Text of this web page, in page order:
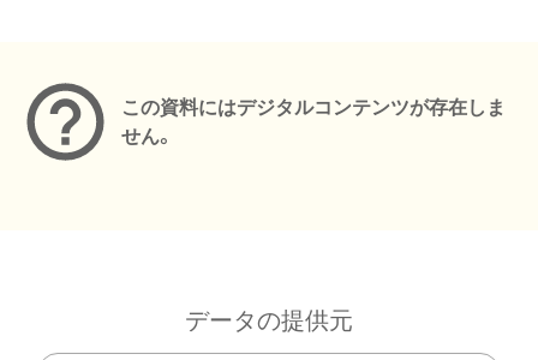
この資料にはデジタルコンテンツが存在しま
せん。
データの提供元